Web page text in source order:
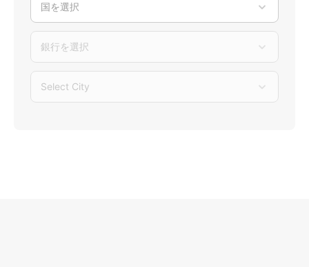
国を選択
銀行を選択
Select City